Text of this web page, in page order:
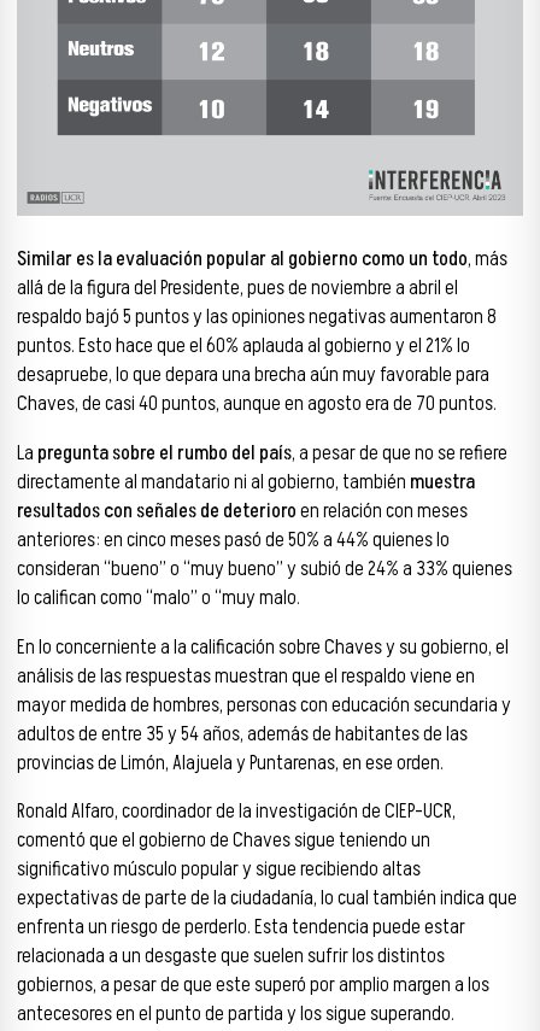
Similar es la evaluación popular al gobierno como un todo, más
allá de la figura del Presidente, pues de noviembre a abril el
respaldo bajó 5 puntos y las opiniones negativas aumentaron 8
puntos. Esto hace que el 60% aplauda al gobierno y el 21% lo
desapruebe, lo que depara una brecha aún muy favorable para
Chaves, de casi 40 puntos, aunque en agosto era de 70 puntos.
La pregunta sobre el rumbo del país, a pesar de que no se refiere
directamente al mandatario ni al gobierno, también muestra
resultados con señales de deterioroen relación con meses
anteriores: en cinco meses pasó de 50% a 44% quienes lo
consideran “bueno” o “muy bueno” y subió de 24% a 33% quienes
lo califican como “malo” o “muy malo.
En lo concerniente a la calificación sobre Chaves y su gobierno, el
análisis de las respuestas muestran que el respaldo viene en
mayor medida de hombres, personas con educación secundaria y
adultos de entre 35 y 54 años, además de habitantes de las
provincias de Limón, Alajuela y Puntarenas, en ese orden.
Ronald Alfaro, coordinador de la investigación de CIEP-UCR,
comentó que el gobierno de Chaves sigue teniendo un
significativo músculo popular y sigue recibiendo altas
expectativas de parte de la ciudadanía, lo cual también indica que
enfrenta un riesgo de perderlo. Esta tendencia puede estar
relacionada a un desgaste que suelen sufrir los distintos
gobiernos, a pesar de que este superó por amplio margen a los
antecesores en el punto de partida y los sigue superando.